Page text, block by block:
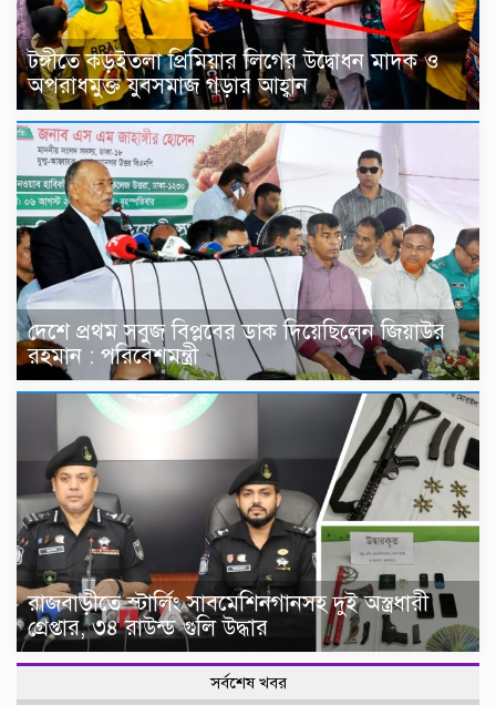
টঙ্গীতে কড়ইতলা প্রিমিয়ার লিগের উদ্বোধন মাদক ও
অপরাধমুক্ত যুবসমাজ গড়ার আহ্বান
দেশে প্রথম সবুজ বিপ্লবের ডাক দিয়েছিলেন জিয়াউর
রহমান : পরিবেশমন্ত্রী
রাজবাড়ীতে স্টার্লিং সাবমেশিনগানসহ দুই অস্ত্রধারী
গ্রেপ্তার, ৩৪ রাউন্ড গুলি উদ্ধার
সর্বশেষ খবর